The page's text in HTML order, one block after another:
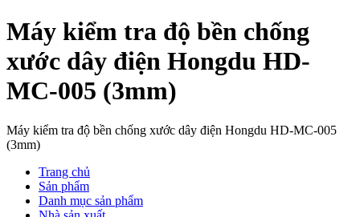
Máy kiểm tra độ bền chống
xước dây điện Hongdu HD-
MC-005 (3mm)
Máy kiểm tra độ bền chống xước dây điện Hongdu HD-MC-005
(3mm)
Trang chủ
Sản phẩm
Danh mục sản phẩm